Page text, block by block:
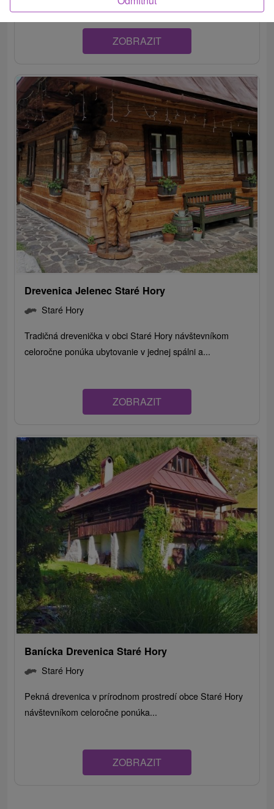
ZOBRAZIT
Drevenica Jelenec Staré Hory
Staré Hory
Tradičná drevenička v obci Staré Hory návštevníkom
celoročne ponúka ubytovanie v jednej spálni a...
ZOBRAZIT
Banícka Drevenica Staré Hory
Staré Hory
Pekná drevenica v prírodnom prostredí obce Staré Hory
návštevníkom celoročne ponúka...
ZOBRAZIT